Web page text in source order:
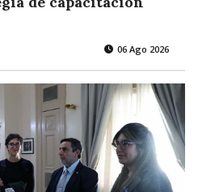
06 Ago 2026